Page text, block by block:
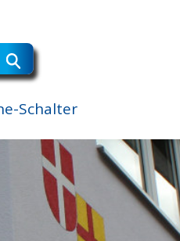
Schalter